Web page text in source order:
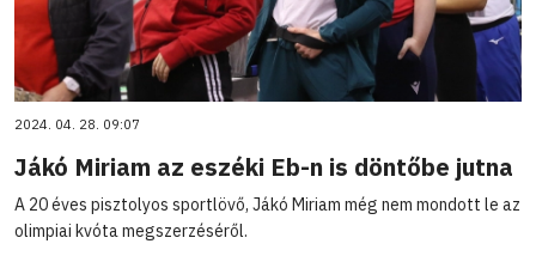
2024. 04. 28. 09:07
Jákó Miriam az eszéki Eb-n is döntőbe jutna
A 20 éves pisztolyos sportlövő, Jákó Miriam még nem mondott le az
olimpiai kvóta megszerzéséről.